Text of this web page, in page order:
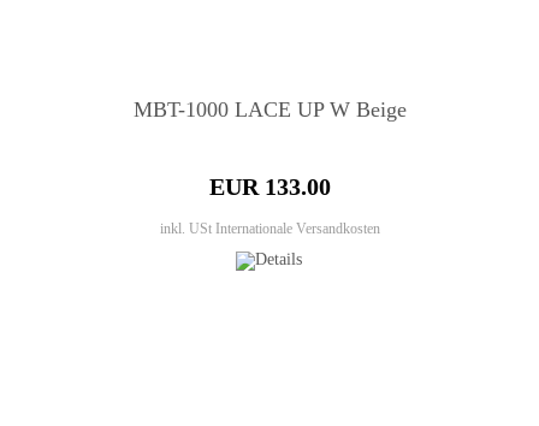
MBT-1000 LACE UP W Beige
EUR 133.00
inkl. USt Internationale Versandkosten